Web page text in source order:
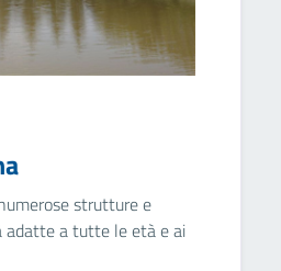
strutture e
adatte a tutte le età e ai